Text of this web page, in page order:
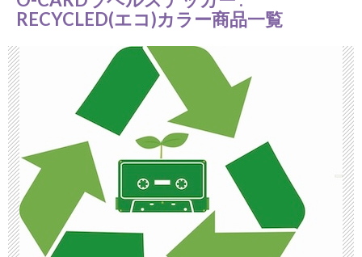
RECYCLED(エコ)カラー商品一覧